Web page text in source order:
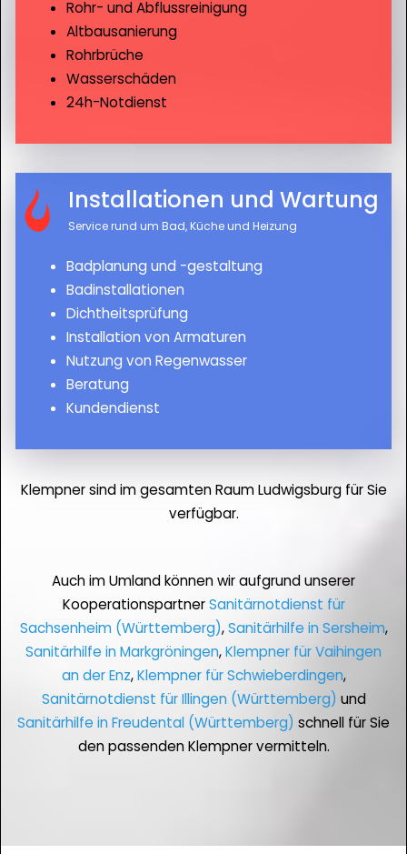
Rohr- und Abflussreinigung
Altbausanierung
Rohrbrüche
Wasserschäden
24h-Notdienst
Installationen und Wartung
Service rund um Bad, Küche und Heizung
Badplanung und -gestaltung
Badinstallationen
Dichtheitsprüfung
Installation von Armaturen
Nutzung von Regenwasser
Beratung
Kundendienst
Klempner sind im gesamten Raum Ludwigsburg für Sie
verfügbar.
Auch im Umland können wir aufgrund unserer
KooperationspartnerSanitärnotdienst für
Sachsenheim (Württemberg),Sanitärhilfe in Sersheim,
Sanitärhilfe in Markgröningen,Klempner für Vaihingen
an der Enz,Klempner für Schwieberdingen,
Sanitärnotdienst für Illingen (Württemberg) und
Sanitärhilfe in Freudental (Württemberg) schnell für Sie
den passenden Klempner vermitteln.